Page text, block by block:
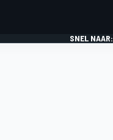
SNEL NAAR: